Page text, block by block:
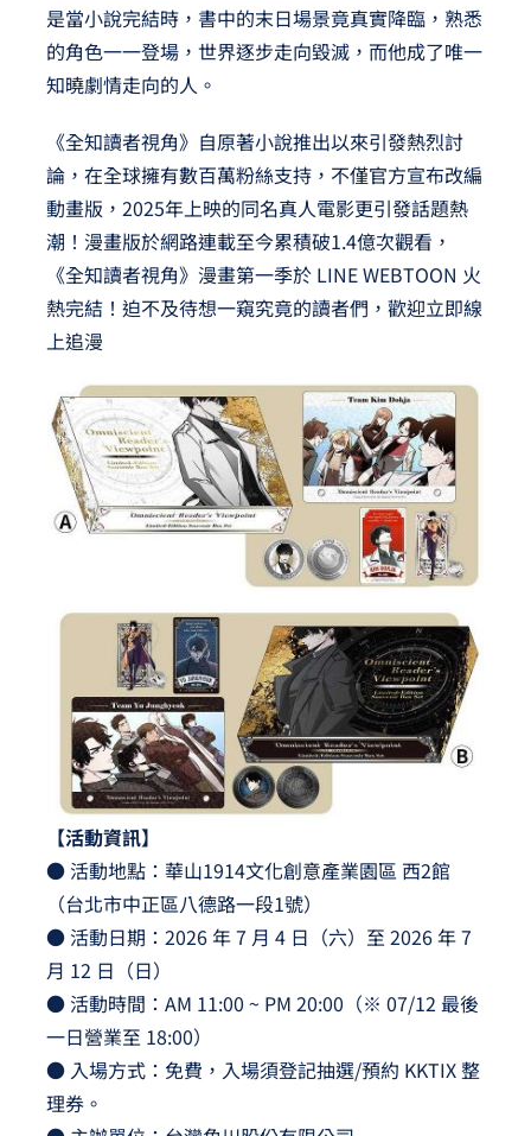
是當小說完結時，書中的末日場景竟真實降臨，熟悉
的角色一一登場，世界逐步走向毀滅，而他成了唯一
知曉劇情走向的人。
《全知讀者視角》自原著小說推出以來引發熱烈討
論，在全球擁有數百萬粉絲支持，不僅官方宣布改編
動畫版，2025年上映的同名真人電影更引發話題熱
潮！漫畫版於網路連載至今累積破1.4億次觀看，
《全知讀者視角》漫畫第一季於 LINE WEBTOON 火
熱完結！迫不及待想一窺究竟的讀者們，歡迎立即線
上追漫
【活動資訊】
● 活動地點：華山1914文化創意產業園區 西2館
（台北市中正區八德路一段1號）
● 活動日期：2026 年 7 月 4 日（六）至 2026 年 7
月 12 日（日）
● 活動時間：AM 11:00 ~ PM 20:00（※ 07/12 最後
一日營業至 18:00）
● 入場方式：免費，入場須登記抽選/預約 KKTIX 整
理券。